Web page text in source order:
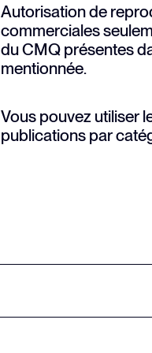
Autorisation de
commerciales
du CMQ présentes
mentionnée.
Vous pouvez utiliser
publications par